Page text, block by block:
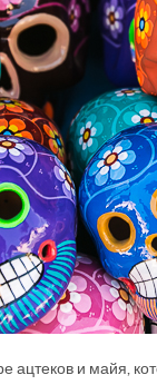
ацтеков и майя,